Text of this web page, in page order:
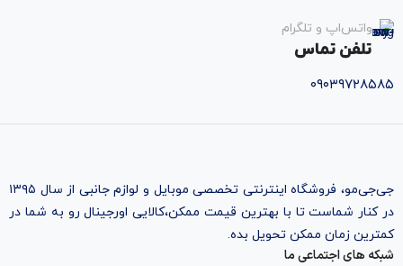
واتس‌اپ و تلگرام
تلفن تماس
۰۹۰۳۹۷۲۸۵۸۵
جی‌جی‌مو، فروشگاه اینترنتی تخصصی موبایل و لوازم جانبی از سال ۱۳۹۵
در کنار شماست تا با بهترین قیمت ممکن،‌کالایی اورجینال رو به شما در
کمترین زمان ممکن تحویل بده.
شبکه های اجتماعی ما